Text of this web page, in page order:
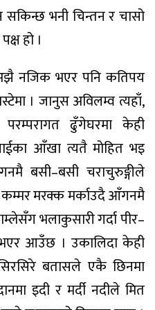
भनी चिन्तन र चासो
हो ।
नजिक भएर पनि कतिपय
। जानुस अविलम्व त्यहाँ,
परम्परागत ढुँगेघरमा केही
आँखा त्यतै मोहित भइ
बसी–बसी चराचुरुङ्गीले
मरक्क मर्काउदै आँगनमै
भलाकुसारी गर्दा पीर–
आउँछ । उकालिदा केही
बतासले एकै छिनमा
इदी र मर्दी नदीले मित